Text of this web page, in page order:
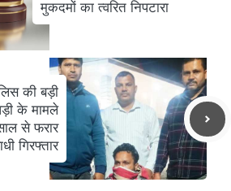
मुकदमों का त्वरित निपटारा
की बड़ी
के मामले
से फरार
गिरफ्तार